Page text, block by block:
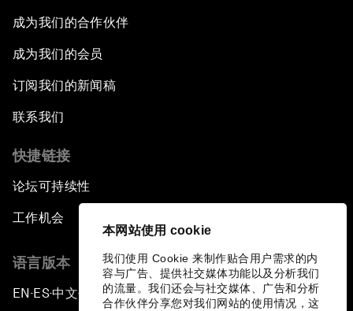
本网站使用 cookie
我们使用 Cookie 来制作贴合用户需求的内
容与广告、提供社交媒体功能以及分析我们
的流量。我们还会与社交媒体、广告和分析
合作伙伴分享您对我们网站的使用情况，这
成为我们的合作伙伴
成为我们的会员
订阅我们的新闻稿
联系我们
快捷链接
论坛可持续性
工作机会
语言版本
EN ▪ ES▪中文▪ 日本語